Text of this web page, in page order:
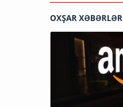
OXŞAR XƏBƏRLƏR